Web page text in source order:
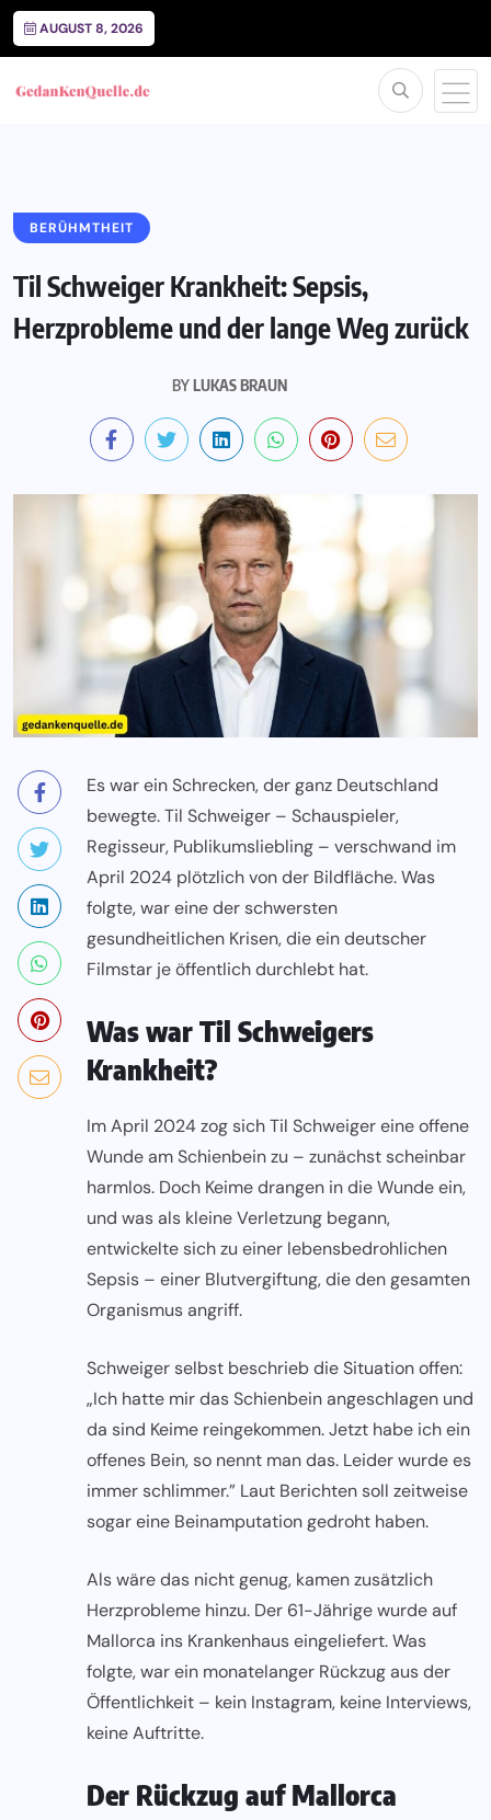
AUGUST 8, 2026
BERÜHMTHEIT
Til Schweiger Krankheit: Sepsis,
Herzprobleme und der lange Weg zurück
BYLUKAS BRAUN
Es war ein Schrecken, der ganz Deutschland
bewegte. Til Schweiger – Schauspieler,
Regisseur, Publikumsliebling – verschwand im
April 2024 plötzlich von der Bildfläche. Was
folgte, war eine der schwersten
gesundheitlichen Krisen, die ein deutscher
Filmstar je öffentlich durchlebt hat.
Was war Til Schweigers
Krankheit?
Im April 2024 zog sich Til Schweiger eine offene
Wunde am Schienbein zu – zunächst scheinbar
harmlos. Doch Keime drangen in die Wunde ein,
und was als kleine Verletzung begann,
entwickelte sich zu einer lebensbedrohlichen
Sepsis – einer Blutvergiftung, die den gesamten
Organismus angriff.
Schweiger selbst beschrieb die Situation offen:
„Ich hatte mir das Schienbein angeschlagen und
da sind Keime reingekommen. Jetzt habe ich ein
offenes Bein, so nennt man das. Leider wurde es
immer schlimmer.” Laut Berichten soll zeitweise
sogar eine Beinamputation gedroht haben.
Als wäre das nicht genug, kamen zusätzlich
Herzprobleme hinzu. Der 61-Jährige wurde auf
Mallorca ins Krankenhaus eingeliefert. Was
folgte, war ein monatelanger Rückzug aus der
Öffentlichkeit – kein Instagram, keine Interviews,
keine Auftritte.
Der Rückzug auf Mallorca